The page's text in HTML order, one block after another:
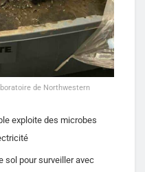
de Northwestern
exploite des microbes
sol pour surveiller avec